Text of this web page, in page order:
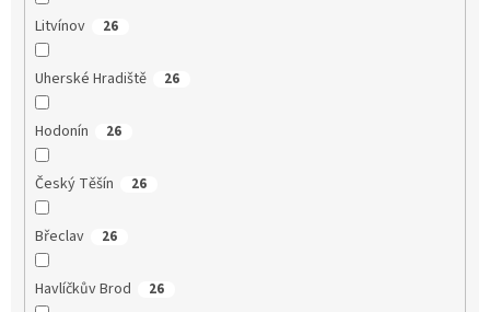
Litvínov 26
Uherské Hradiště 26
Hodonín 26
Český Těšín 26
Břeclav 26
Havlíčkův Brod 26